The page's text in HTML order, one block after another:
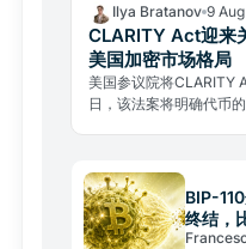
Ilya Bratanov 9
CLARITY Act迎来
美国加密市场格局
美国参议院将CLARITY
日，该法案将明确代币
BIP-
终结，